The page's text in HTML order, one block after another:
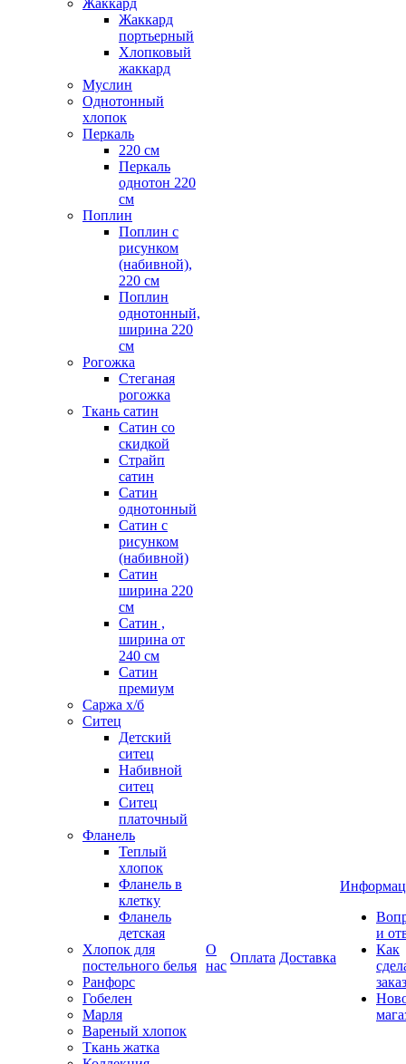
Жаккард
Жаккард
портьерный
Хлопковый
жаккард
Муслин
Однотонный
хлопок
Перкаль
220 см
Перкаль
однотон 220
см
Поплин
Поплин с
рисунком
(набивной),
220 см
Поплин
однотонный,
ширина 220
см
Рогожка
Стеганая
рогожка
Ткань сатин
Сатин со
скидкой
Страйп
сатин
Сатин
однотонный
Сатин с
рисунком
(набивной)
Сатин
ширина 220
см
Сатин ,
ширина от
240 см
Сатин
премиум
Саржа х/б
Ситец
Детский
ситец
Набивной
ситец
Ситец
платочный
Фланель
Теплый
хлопок
Фланель в
клетку
Фланель
детская
Хлопок для
постельного белья
Ранфорс
Гобелен
Марля
Вареный хлопок
Ткань жатка
О
нас
Оплата Доставка
и
Как
заказ